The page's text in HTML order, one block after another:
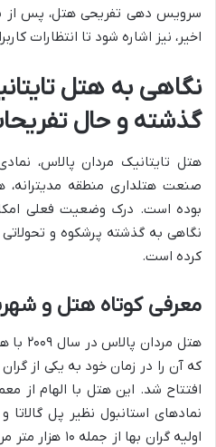
سرویس دهی تفریحی هتل، پس از
اخیر، نیز اشاره شود تا انتظارات
نگاهی به هتل
گذشته و حال
هتل تایتانیک مردان پالاس،
صنعت هتلداری منطقه
بوده است. درک وضعیت فعلی
نگاهی به گذشته پرشکوه و
کرده است.
معرفی کوتاه هتل و
که آن را در زمان خود به یکی از
افتتاح شد. این هتل با الهام از
نمادهای استانبول نظیر پل گالاتا